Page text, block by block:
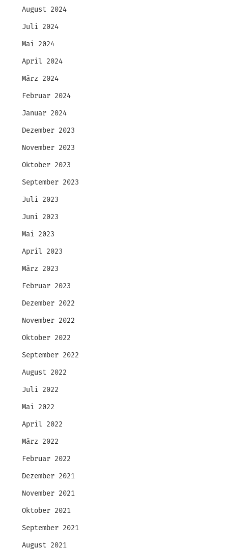
August 2024
Juli 2024
Mai 2024
April 2024
März 2024
Februar 2024
Januar 2024
Dezember 2023
November 2023
Oktober 2023
September 2023
Juli 2023
Juni 2023
Mai 2023
April 2023
März 2023
Februar 2023
Dezember 2022
November 2022
Oktober 2022
September 2022
August 2022
Juli 2022
Mai 2022
April 2022
März 2022
Februar 2022
Dezember 2021
November 2021
Oktober 2021
September 2021
August 2021